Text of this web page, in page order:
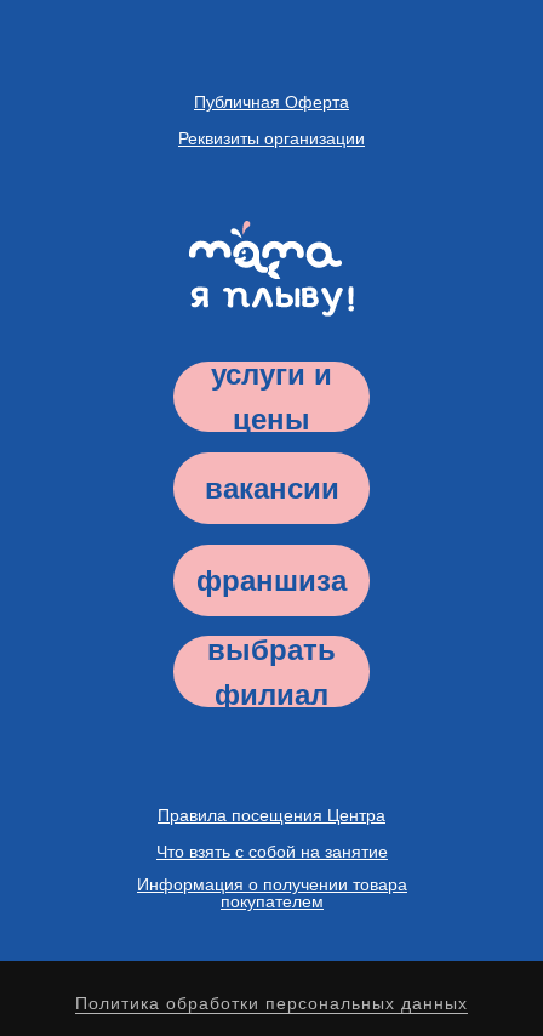
Реквизиты организации
Публичная Оферта
услуги и
цены
франшиза
вакансии
выбрать
филиал
Информация о получении товара
покупателем
Правила посещения Центра
Что взять с собой на занятие
Политика обработки персональных данных